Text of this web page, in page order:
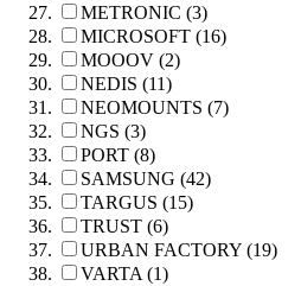
METRONIC (3)
MICROSOFT (16)
MOOOV (2)
NEDIS (11)
NEOMOUNTS (7)
NGS (3)
PORT (8)
SAMSUNG (42)
TARGUS (15)
TRUST (6)
URBAN FACTORY (19)
VARTA (1)